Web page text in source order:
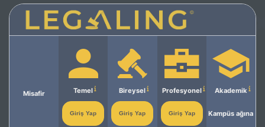
Misafir Temel
Giriş Yap
Bireysel
Giriş Yap
Profesyonel
Giriş Yap
Akademik
Kampüs ağına